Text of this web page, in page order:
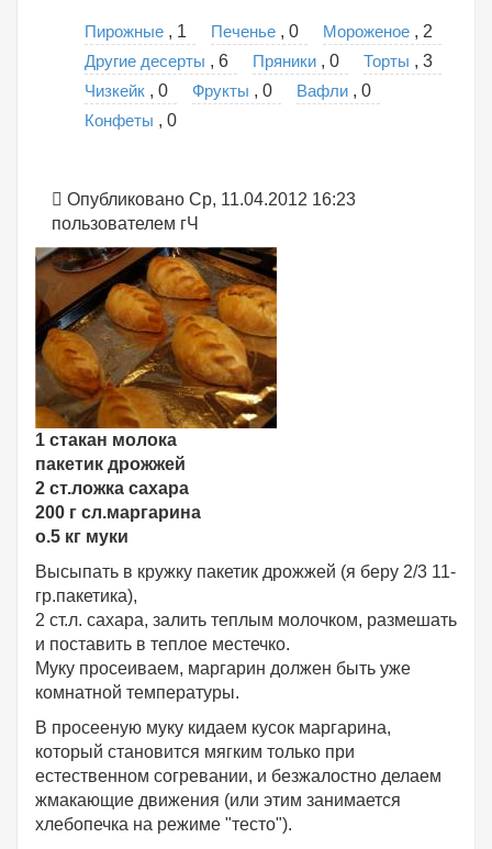
Пирожные , 1 Печенье , 0 Мороженое , 2
Другие десерты , 6 Пряники , 0 Торты , 3
Чизкейк , 0 Фрукты , 0 Вафли , 0
Конфеты , 0
Опубликовано Ср, 11.04.2012 16:23
пользователем гЧ
1 стакан молока
пакетик дрожжей
2 ст.ложка сахара
200 г сл.маргарина
о.5 кг муки
Высыпать в кружку пакетик дрожжей (я беру 2/3 11-
гр.пакетика),
2 ст.л. сахара, залить теплым молочком, размешать
и поставить в теплое местечко.
Муку просеиваем, маргарин должен быть уже
комнатной температуры.
В просееную муку кидаем кусок маргарина,
который становится мягким только при
естественном согревании, и безжалостно делаем
жмакающие движения (или этим занимается
хлебопечка на режиме "тесто").